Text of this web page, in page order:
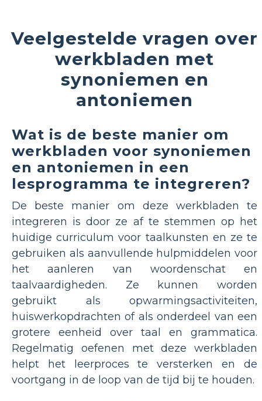
Veelgestelde vragen over
werkbladen met
synoniemen en
antoniemen
Wat is de beste manier om
werkbladen voor synoniemen
en antoniemen in een
lesprogramma te integreren?
De beste manier om deze werkbladen te
integreren is door ze af te stemmen op het
huidige curriculum voor taalkunsten en ze te
gebruiken als aanvullende hulpmiddelen voor
het aanleren van woordenschat en
taalvaardigheden. Ze kunnen worden
gebruikt als opwarmingsactiviteiten,
huiswerkopdrachten of als onderdeel van een
grotere eenheid over taal en grammatica.
Regelmatig oefenen met deze werkbladen
helpt het leerproces te versterken en de
voortgang in de loop van de tijd bij te houden.